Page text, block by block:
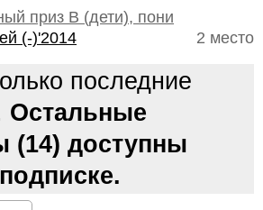
приз В (дети), пони
2 место
(-)'2014
последние
Остальные
(14) доступны